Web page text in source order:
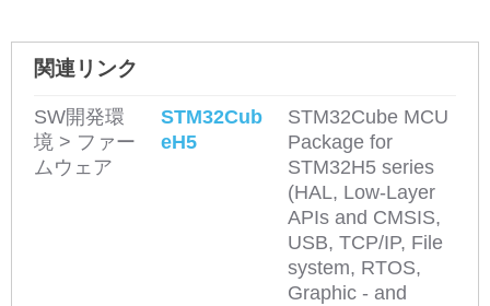
関連リンク
SW開発環
境 > ファー
ムウェア
STM32Cub
eH5
STM32Cube MCU
Package for
STM32H5 series
(HAL, Low-Layer
APIs and CMSIS,
USB, TCP/IP, File
system, RTOS,
Graphic - and